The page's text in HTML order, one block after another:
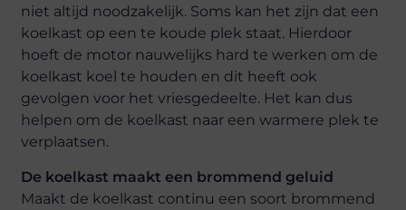
niet altijd noodzakelijk. Soms kan het zijn dat een
koelkast op een te koude plek staat. Hierdoor
hoeft de motor nauwelijks hard te werken om de
koelkast koel te houden en dit heeft ook
gevolgen voor het vriesgedeelte. Het kan dus
helpen om de koelkast naar een warmere plek te
verplaatsen.
De koelkast maakt een brommend geluid
Maakt de koelkast continu een soort brommend